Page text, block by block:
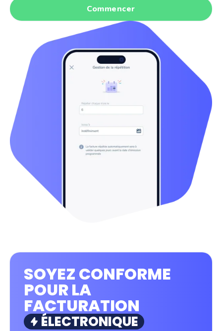
Commencer
SOYEZ CONFORME
POUR LA
FACTURATION
ÉLECTRONIQUE